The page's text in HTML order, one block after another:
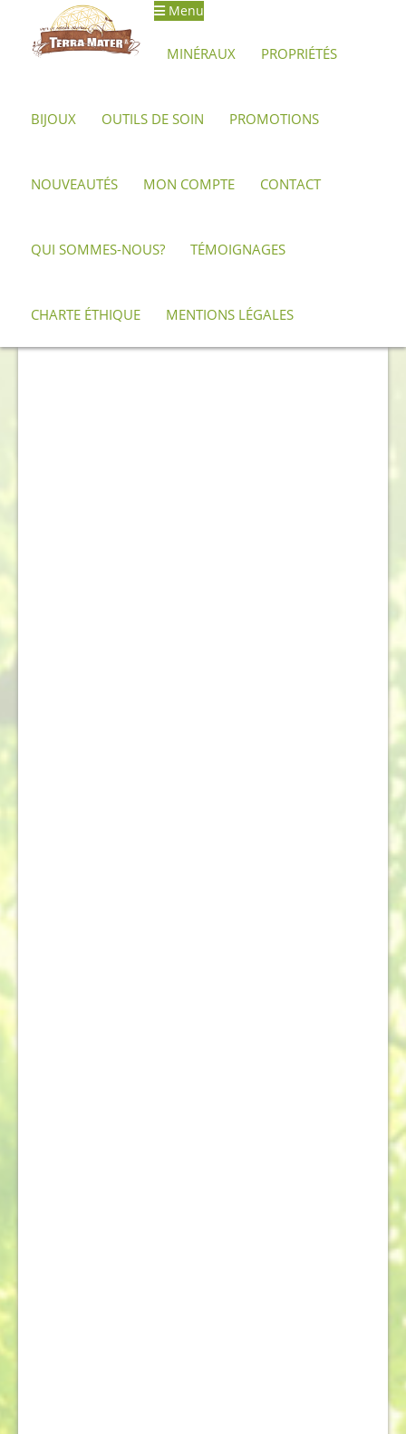
Aller
Aller
au
Menu
MINÉRAUX PROPRIÉTÉS
BIJOUX OUTILS DE SOIN PROMOTIONS
NOUVEAUTÉS MON COMPTE CONTACT
QUI SOMMES-NOUS? TÉMOIGNAGES
CHARTE ÉTHIQUE MENTIONS LÉGALES
Accueil Archives Pendentif d’oeil de tigre